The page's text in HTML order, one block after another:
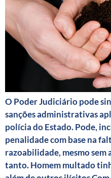
O Poder Judiciário pode
sanções administrativas
polícia do Estado. Pode,
penalidade com base na
razoabilidade, mesmo sem
tanto. Homem multado